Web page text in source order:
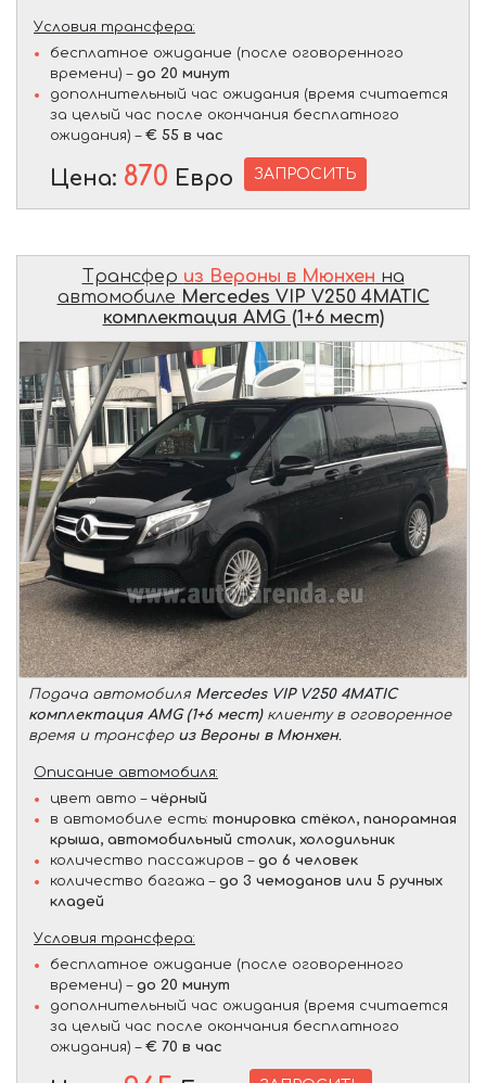
Условия трансфера:
бесплатное ожидание (после оговоренного
времени) – до 20 минут
дополнительный час ожидания (время считается
за целый час после окончания бесплатного
ожидания) – € 55 в час
Цена: 870 Евро ЗАПРОСИТЬ
Трансфер из Вероны в Мюнхен на
автомобиле Mercedes VIP V250 4MATIC
комплектация AMG (1+6 мест)
Подача автомобиля Mercedes VIP V250 4MATIC
комплектация AMG (1+6 мест)клиенту в оговоренное
время и трансфер из Вероны в Мюнхен.
Описание автомобиля:
цвет авто – чёрный
в автомобиле есть: тонировка стёкол, панорамная
крыша, автомобильный столик, холодильник
количество пассажиров – до 6 человек
количество багажа – до 3 чемоданов или 5 ручных
кладей
Условия трансфера:
бесплатное ожидание (после оговоренного
времени) – до 20 минут
дополнительный час ожидания (время считается
за целый час после окончания бесплатного
ожидания) – € 70 в час